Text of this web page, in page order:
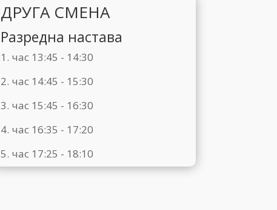
ДРУГА СМЕНА
Разредна настава
1. час 13:45 - 14:30
2. час 14:45 - 15:30
3. час 15:45 - 16:30
4. час 16:35 - 17:20
5. час 17:25 - 18:10